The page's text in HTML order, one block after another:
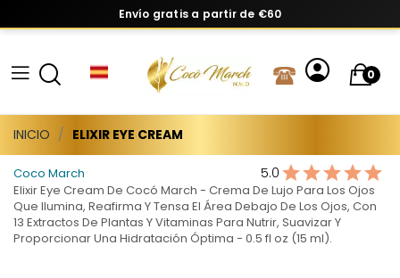
Envío gratis a partir de €60
0
INICIO ELIXIR EYE CREAM
Coco March 5.0
Elixir Eye Cream De Cocó March - Crema De Lujo Para Los Ojos
Que Ilumina, Reafirma Y Tensa El Área Debajo De Los Ojos, Con
13 Extractos De Plantas Y Vitaminas Para Nutrir, Suavizar Y
Proporcionar Una Hidratación Óptima - 0.5 fl oz (15 ml).